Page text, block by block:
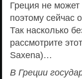
Греция не может
поэтому сейчас
Так насколько
рассмотрите
Saxena)…
В Греции